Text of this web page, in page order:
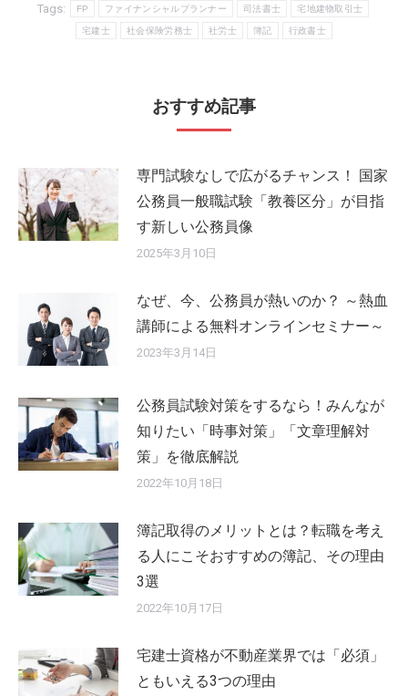
Tags: FP ファイナンシャルプランナー 司法書士 宅地建物取引士
宅建士 社会保険労務士 社労士 簿記 行政書士
おすすめ記事
専門試験なしで広がるチャンス！ 国家
公務員一般職試験「教養区分」が目指
す新しい公務員像
2025年3月10日
なぜ、今、公務員が熱いのか？ ～熱血
講師による無料オンラインセミナー～
2023年3月14日
公務員試験対策をするなら！みんなが
知りたい「時事対策」「文章理解対
策」を徹底解説
2022年10月18日
簿記取得のメリットとは？転職を考え
る人にこそおすすめの簿記、その理由
3選
2022年10月17日
宅建士資格が不動産業界では「必須」
ともいえる3つの理由